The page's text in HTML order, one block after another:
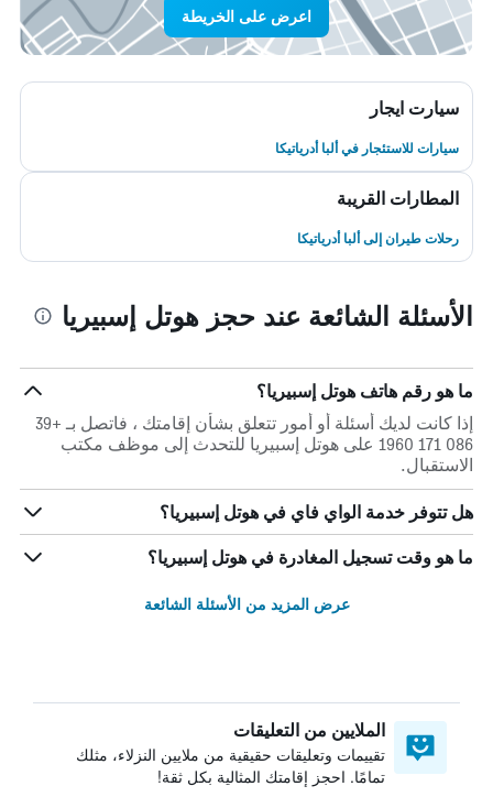
اعرض على الخريطة
سيارت ايجار
سيارات للاستئجار في ألبا أدرياتيكا
المطارات القريبة
رحلات طيران إلى ألبا أدرياتيكا
الأسئلة الشائعة عند حجز هوتل إسبيريا
ما هو رقم هاتف هوتل إسبيريا؟
إذا كانت لديك أسئلة أو أمور تتعلق بشأن إقامتك ، فاتصل بـ +39
086 171 1960 على هوتل إسبيريا للتحدث إلى موظف مكتب
الاستقبال.
هل تتوفر خدمة الواي فاي في هوتل إسبيريا؟
ما هو وقت تسجيل المغادرة في هوتل إسبيريا؟
عرض المزيد من الأسئلة الشائعة
الملايين من التعليقات
تقييمات وتعليقات حقيقية من ملايين النزلاء، مثلك
تمامًا. احجز إقامتك المثالية بكل ثقة!